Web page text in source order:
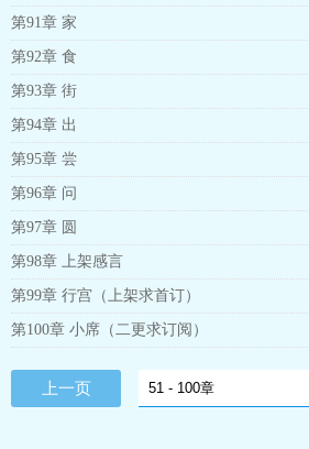
第91章 家
第92章 食
第93章 街
第94章 出
第95章 尝
第96章 问
第97章 圆
第98章 上架感言
第99章 行宫（上架求首订）
第100章 小席（二更求订阅）
上一页